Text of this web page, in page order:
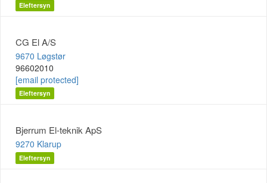
Eleftersyn
CG El A/S
9670 Løgstør
96602010
[email protected]
Eleftersyn
Bjerrum El-teknik ApS
9270 Klarup
Eleftersyn